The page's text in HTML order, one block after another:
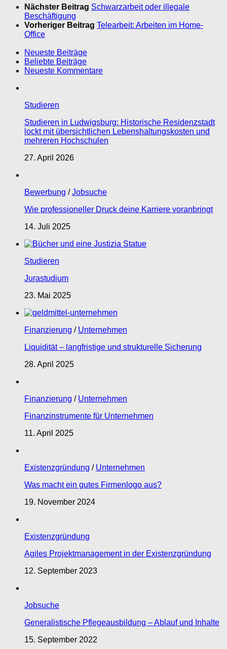
Nächster Beitrag Schwarzarbeit oder illegale
Beschäftigung
Vorheriger Beitrag Telearbeit: Arbeiten im Home-
Office
Neueste Beiträge
Beliebte Beiträge
Neueste Kommentare
Studieren
Studieren in Ludwigsburg: Historische Residenzstadt
lockt mit übersichtlichen Lebenshaltungskosten und
mehreren Hochschulen
27. April 2026
Bewerbung /Jobsuche
Wie professioneller Druck deine Karriere voranbringt
14. Juli 2025
Studieren
Jurastudium
23. Mai 2025
Finanzierung / Unternehmen
Liquidität – langfristige und strukturelle Sicherung
28. April 2025
Finanzierung / Unternehmen
Finanzinstrumente für Unternehmen
11. April 2025
Existenzgründung / Unternehmen
Was macht ein gutes Firmenlogo aus?
19. November 2024
Existenzgründung
Agiles Projektmanagement in der Existenzgründung
12. September 2023
Jobsuche
Generalistische Pflegeausbildung – Ablauf und Inhalte
15. September 2022